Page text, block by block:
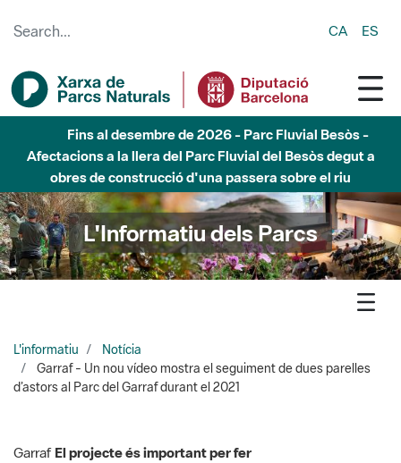
CA ES
Fins al desembre de 2026 - Parc Fluvial Besòs -
Afectacions a la llera del Parc Fluvial del Besòs degut a
obres de construcció d'una passera sobre el riu
L'Informatiu dels Parcs
L'informatiu
Notícia
Garraf - Un nou vídeo mostra el seguiment de dues parelles
d’astors al Parc del Garraf durant el 2021
Garraf El projecte és important per fer